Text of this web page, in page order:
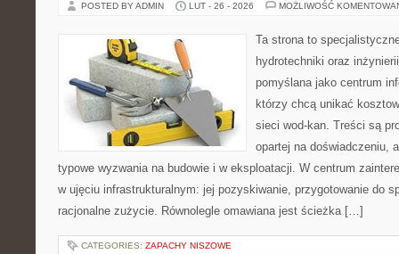
POSTED BY ADMIN LUT - 26 - 2026 MOŻLIWOŚĆ
Ta strona to
hydrotechniki oraz
pomyślana jako centrum
którzy chcą unikać
sieci wod-kan. Treści są
opartej na doświadczeniu,
typowe wyzwania na budowie i w eksploatacji. W centrum
w ujęciu infrastrukturalnym: jej pozyskiwanie, przygotowanie do
racjonalne zużycie. Równolegle omawiana jest ścieżka […]
CATEGORIES: ZAPACHY NISZOWE